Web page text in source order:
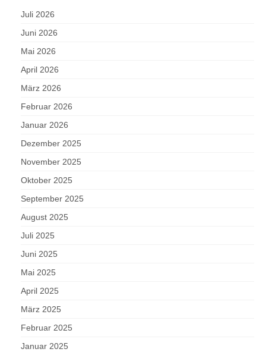
Juli 2026
Juni 2026
Mai 2026
April 2026
März 2026
Februar 2026
Januar 2026
Dezember 2025
November 2025
Oktober 2025
September 2025
August 2025
Juli 2025
Juni 2025
Mai 2025
April 2025
März 2025
Februar 2025
Januar 2025